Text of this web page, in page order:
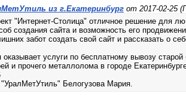
из г.Екатеринбург от 2017-02-25
"Интернет-Столица" отличное решение для
создания сайта и возможность его
забот создать свой сайт и рассказать о
услуги по бесплатному вывозу
и прочего металлолома в городе
Белогузова Мария.